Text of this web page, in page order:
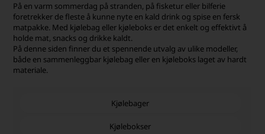
Billig frakt
Man–fre kl. 10–14
På en varm sommerdag på stranden, på fisketur eller bilferie
foretrekker de fleste å kunne nyte en kald drink og spise en fersk
matpakke. Med kjølebag eller kjøleboks er det enkelt og effektivt å
holde mat, snacks og drikke kaldt.
På denne siden finner du et spennende utvalg av ulike modeller,
både en sammenleggbar kjølebag eller en kjøleboks laget av hardt
materiale.
Kjølebager
Kjølebokser